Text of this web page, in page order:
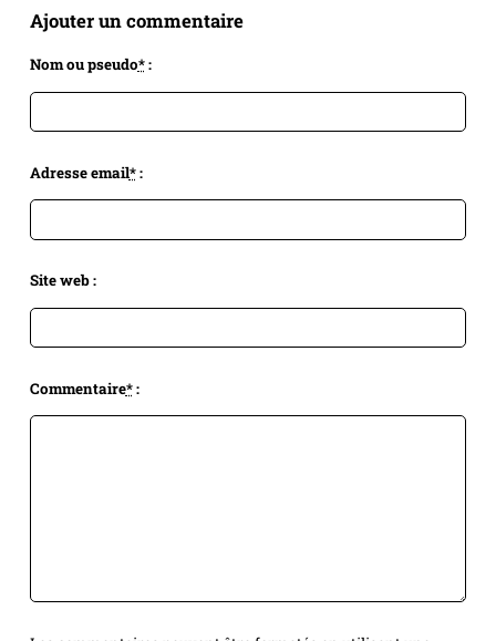
Ajouter un commentaire
Nom ou pseudo*:
Adresse email*:
Site web :
Commentaire*: